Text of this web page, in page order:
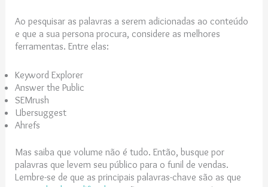
Ao pesquisar as palavras a serem adicionadas ao conteúdo
e que a sua persona procura, considere as melhores
ferramentas. Entre elas:
Keyword Explorer
Answer the Public
SEMrush
Ubersuggest
Ahrefs
Mas saiba que volume não é tudo. Então, busque por
palavras que levem seu público para o funil de vendas.
Lembre-se de que as principais palavras-chave são as que